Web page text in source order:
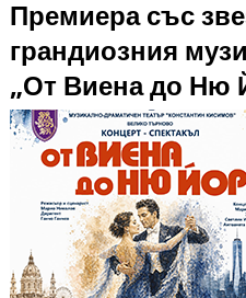
Премиера със
грандиозния
„От Виена до Ню